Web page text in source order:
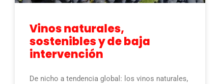
Vinos naturales,
sostenibles y de baja
intervención
De nicho a tendencia global: los vinos naturales,